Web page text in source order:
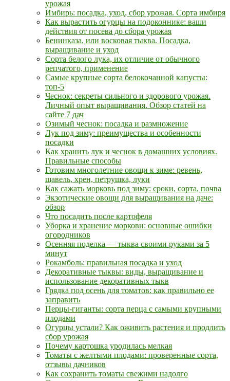
урожая
Имбирь: посадка, уход, сбор урожая. Сорта имбиря
Как вырастить огурцы на подоконнике: ваши
действия от посева до сбора урожая
Бенинказа, или восковая тыква. Посадка,
выращивание и уход
Сорта белого лука, их отличие от обычного
репчатого, применение
Самые крупные сорта белокочанной капусты:
топ-5
Чеснок: секреты сильного и здорового урожая.
Личный опыт выращивания. Обзор статей на
сайте 7 дач
Озимый чеснок: посадка и размножение
Лук под зиму: преимущества и особенности
посадки
Как хранить лук и чеснок в домашних условиях.
Правильные способы
Готовим многолетние овощи к зиме: ревень,
щавель, хрен, петрушка, луки
Как сажать морковь под зиму: сроки, сорта, почва
Экзотические овощи для выращивания на даче:
обзор
Что посадить после картофеля
Уборка и хранение моркови: основные ошибки
огородников
Осенняя поделка — тыква своими руками за 5
минут
Рокамболь: правильная посадка и уход
Декоративные тыквы: виды, выращивание и
использование декоративных тыкв
Грядка под осень для томатов: как правильно ее
заправить
Перцы-гиганты: сорта перца с самыми крупными
плодами
Огурцы устали? Как оживить растения и продлить
сбор урожая
Почему картошка уродилась мелкая
Томаты с желтыми плодами: проверенные сорта,
отзывы дачников
Как сохранить томаты свежими надолго